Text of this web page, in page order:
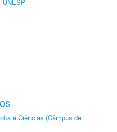
e Ciências (Câmpus de